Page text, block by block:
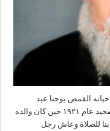
القمص يوحنا عبد
المسيح.. ولد الطفل ميخائيل ليلة عيد الميلاد المجيد عام ١٩٢١ حين كان والده
للصلاة وعاش رجل